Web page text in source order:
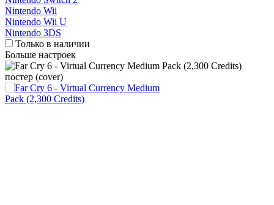
Nintendo Wii
Nintendo Wii U
Nintendo 3DS
Только в наличии
Больше настроек